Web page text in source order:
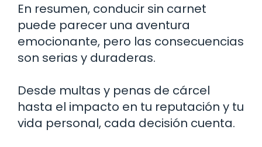
En resumen, conducir sin carnet
puede parecer una aventura
emocionante, pero las consecuencias
son serias y duraderas.
Desde multas y penas de cárcel
hasta el impacto en tu reputación y tu
vida personal, cada decisión cuenta.